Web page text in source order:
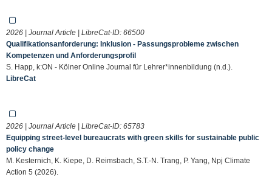
2026 | Journal Article | LibreCat-ID: 66500
Qualifikationsanforderung: Inklusion - Passungsprobleme zwischen
Kompetenzen und Anforderungsprofil
S. Happ, k:ON - Kölner Online Journal für Lehrer*innenbildung (n.d.).
LibreCat
2026 | Journal Article | LibreCat-ID: 65783
Equipping street-level bureaucrats with green skills for sustainable public
policy change
M. Kesternich, K. Kiepe, D. Reimsbach, S.T.-N. Trang, P. Yang, Npj Climate
Action 5 (2026).